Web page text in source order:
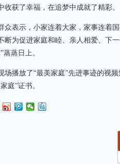
收获了幸福，在追梦中成就了精彩。
示，小家连着大家，家事连着国
断为促进家庭和睦、亲人相爱、下
蒸蒸日上。
播放了“最美家庭”先进事迹的视频
庭”证书。